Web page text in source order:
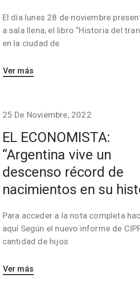
El día lunes 28 de noviembre
a sala llena, el libro “Historia del
en la ciudad de
Ver más
25 De Noviembre, 2022
EL ECONOMISTA:
“Argentina vive un
descenso récord de
nacimientos en su
Para acceder a la nota completa
aquí Según el nuevo informe de
cantidad de hijos
Ver más